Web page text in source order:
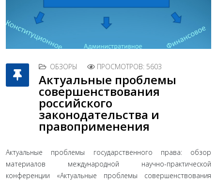
ОБЗОРЫ ПРОСМОТРОВ: 5603
Актуальные проблемы
совершенствования
российского
законодательства и
правоприменения
Актуальные проблемы государственного права: обзор
материалов международной научно-практической
конференции «Актуальные проблемы совершенствования